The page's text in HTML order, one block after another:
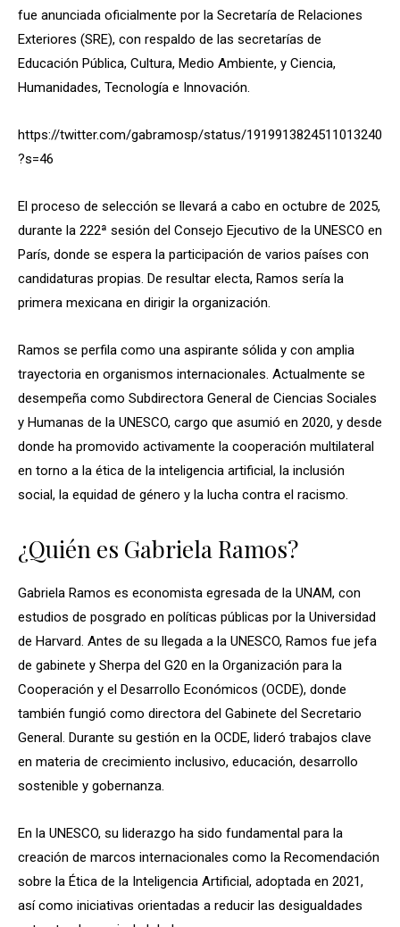
fue anunciada oficialmente por la Secretaría de Relaciones
Exteriores (SRE), con respaldo de las secretarías de
Educación Pública, Cultura, Medio Ambiente, y Ciencia,
Humanidades, Tecnología e Innovación.
https://twitter.com/gabramosp/status/1919913824511013240
?s=46
El proceso de selección se llevará a cabo en octubre de 2025,
durante la 222ª sesión del Consejo Ejecutivo de la UNESCO en
París, donde se espera la participación de varios países con
candidaturas propias. De resultar electa, Ramos sería la
primera mexicana en dirigir la organización.
Ramos se perfila como una aspirante sólida y con amplia
trayectoria en organismos internacionales. Actualmente se
desempeña como Subdirectora General de Ciencias Sociales
y Humanas de la UNESCO, cargo que asumió en 2020, y desde
donde ha promovido activamente la cooperación multilateral
en torno a la ética de la inteligencia artificial, la inclusión
social, la equidad de género y la lucha contra el racismo.
¿Quién es Gabriela Ramos?
Gabriela Ramos es economista egresada de la UNAM, con
estudios de posgrado en políticas públicas por la Universidad
de Harvard. Antes de su llegada a la UNESCO, Ramos fue jefa
de gabinete y Sherpa del G20 en la Organización para la
Cooperación y el Desarrollo Económicos (OCDE), donde
también fungió como directora del Gabinete del Secretario
General. Durante su gestión en la OCDE, lideró trabajos clave
en materia de crecimiento inclusivo, educación, desarrollo
sostenible y gobernanza.
En la UNESCO, su liderazgo ha sido fundamental para la
creación de marcos internacionales como la Recomendación
sobre la Ética de la Inteligencia Artificial, adoptada en 2021,
así como iniciativas orientadas a reducir las desigualdades